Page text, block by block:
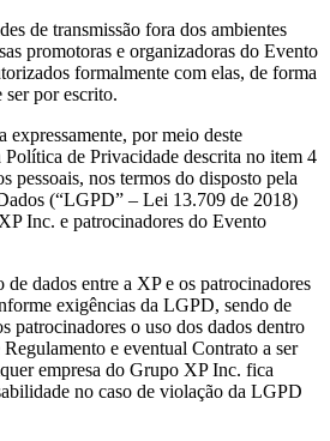
de transmissão fora dos ambientes
promotoras e organizadoras do Evento
formalmente com elas, de forma
por escrito.
expressamente, por meio deste
Política de Privacidade descrita no item 4
pessoais, nos termos do disposto pela
(“LGPD” – Lei 13.709 de 2018)
Inc. e patrocinadores do Evento
dados entre a XP e os patrocinadores
exigências da LGPD, sendo de
patrocinadores o uso dos dados dentro
e eventual Contrato a ser
empresa do Grupo XP Inc. fica
no caso de violação da LGPD